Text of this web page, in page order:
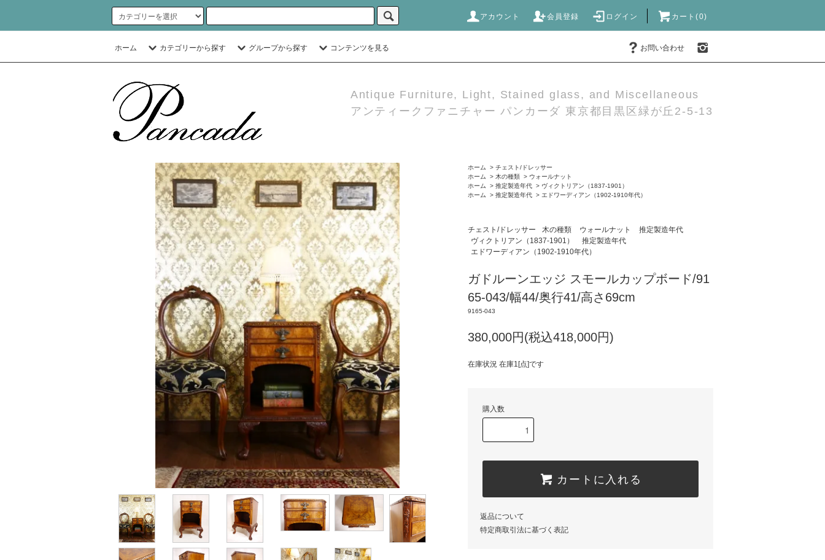
アカウント 会員登録 ログイン カート(0)
ホーム カテゴリーから探す グループから探す コンテンツを見る お問い合わせ
Antique Furniture, Light, Stained glass, and Miscellaneous
アンティークファニチャー パンカーダ 東京都目黒区緑が丘2-5-13
ホーム > チェスト/ドレッサー
ホーム
> 木の種類 > ウォールナット
ホーム
> 推定製造年代 > ヴィクトリアン（1837-1901）
ホーム
> 推定製造年代 > エドワーディアン（1902-1910年代）
チェスト/ドレッサー 木の種類 ウォールナット
推定製造年代
ヴィクトリアン（1837-1901）
推定製造年代
エドワーディアン（1902-1910年代）
ガドルーンエッジ スモールカップボード/91
65-043/幅44/奥行41/高さ69cm
9165-043
380,000円(税込418,000円)
在庫状況 在庫1[点]です
購入数
カートに入れる
返品について
特定商取引法に基づく表記